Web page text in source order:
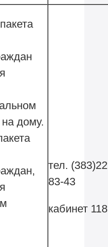
дому.
тел.
83-43
кабинет 118